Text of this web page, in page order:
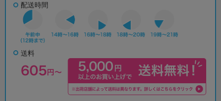
配送時間
送料